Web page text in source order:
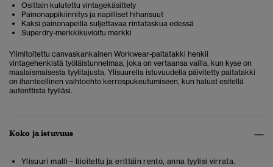
Osittain kulutettu vintagekäsittely
Painonappikiinnitys ja napilliset hihansuut
Kaksi painonapeilla suljettavaa rintataskua edessä
Superdry-merkkikuvioitu merkki
Ylimitoitettu canvaskankainen Workwear-paitatakki henkii
vintagehenkistä työläistunnelmaa, joka on vertaansa vailla, kun kyse on
maalaismaisesta tyylitajusta. Ylisuurella istuvuudella päivitetty paitatakki
on ihanteellinen vaihtoehto kerrospukeutumiseen, kun haluat esitellä
autenttista tyyliäsi.
Koko ja istuvuus
Ylisuuri malli – liioiteltu ja erittäin rento, anna tyylisi virrata.